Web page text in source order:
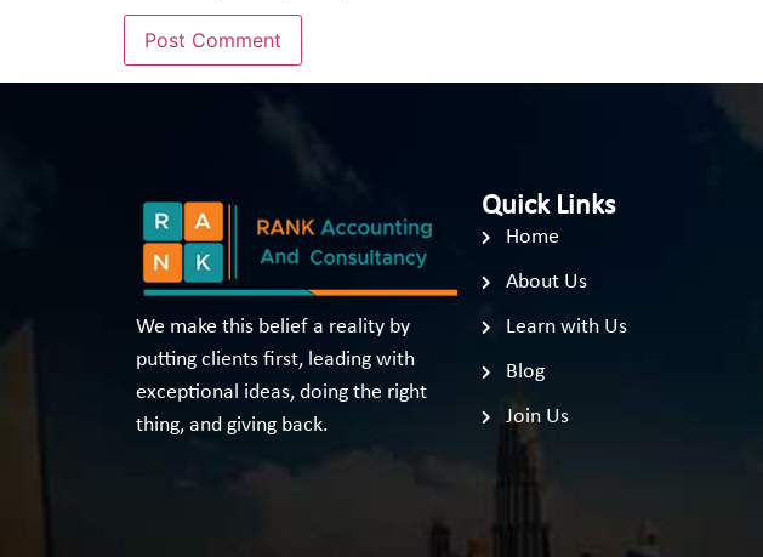
We make this belief a reality by
putting clients first, leading with
exceptional ideas, doing the right
thing, and giving back.
Quick Links
Home
About Us
Learn with Us
Blog
Join Us